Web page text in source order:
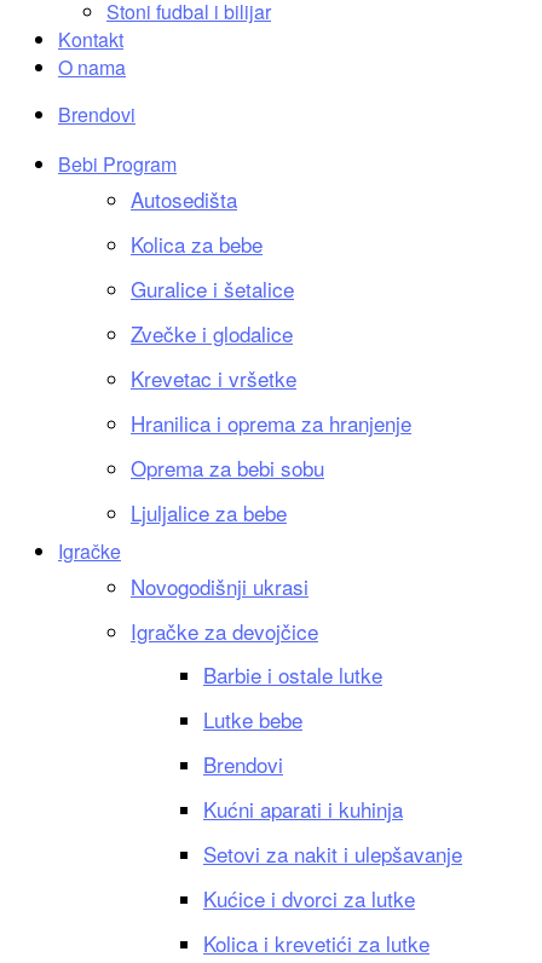
Stoni fudbal i bilijar
Kontakt
O nama
Brendovi
Bebi Program
Autosedišta
Kolica za bebe
Guralice i šetalice
Zvečke i glodalice
Krevetac i vršetke
Hranilica i oprema za hranjenje
Oprema za bebi sobu
Ljuljalice za bebe
Igračke
Novogodišnji ukrasi
Igračke za devojčice
Barbie i ostale lutke
Lutke bebe
Brendovi
Kućni aparati i kuhinja
Setovi za nakit i ulepšavanje
Kućice i dvorci za lutke
Kolica i krevetići za lutke